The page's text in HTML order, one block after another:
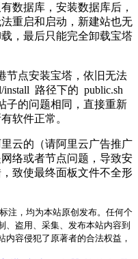
数据库，安装数据库后，
重启和启动，新建站也无
，最后只能完全卸载宝塔
节点安装宝塔，依旧无法
install 路径下的 public.sh
子的问题相同，直接重新
软件正常。
云的（请阿里云广告推广
络或者节点问题，导致安
致使最终面板文件不全形
注，均为本站原创发布。任何个
、盗用、采集、发布本站内容到
容侵犯了原著者的合法权益，